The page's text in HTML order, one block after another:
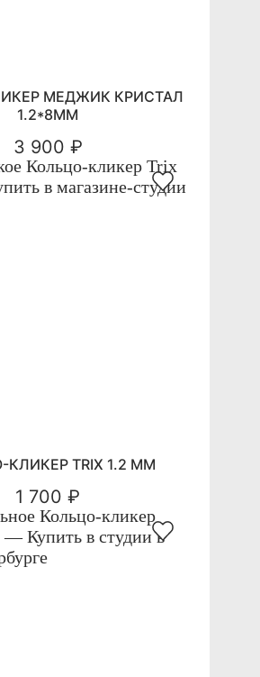
МЕДЖИК КРИСТАЛ
1.2*8ММ
3 900 ₽
TRIX 1.2 ММ
1 700 ₽